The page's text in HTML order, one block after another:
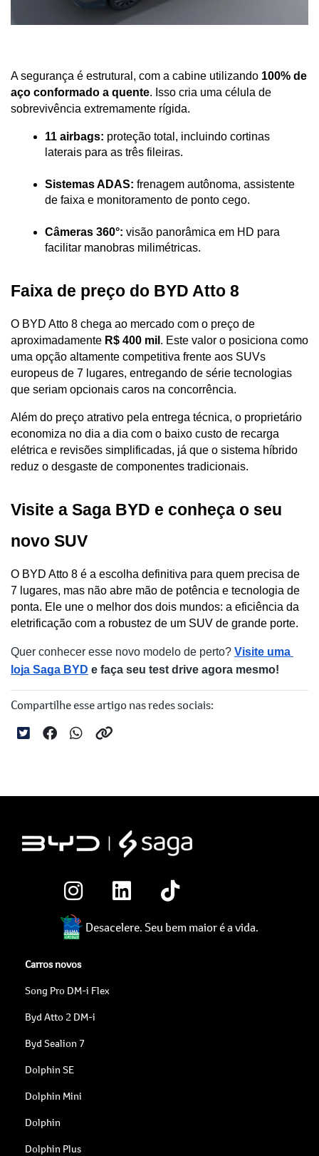
A segurança é estrutural, com a cabine utilizando 100% de
aço conformado a quente. Isso cria uma célula de
sobrevivência extremamente rígida.
11 airbags: proteção total, incluindo cortinas
laterais para as três fileiras.
Sistemas ADAS: frenagem autônoma, assistente
de faixa e monitoramento de ponto cego.
Câmeras 360°: visão panorâmica em HD para
facilitar manobras milimétricas.
Faixa de preço do BYD Atto 8
O BYD Atto 8 chega ao mercado com o preço de
aproximadamente R$ 400 mil . Este valor o posiciona como
uma opção altamente competitiva frente aos SUVs
europeus de 7 lugares, entregando de série tecnologias
que seriam opcionais caros na concorrência.
Além do preço atrativo pela entrega técnica, o proprietário
economiza no dia a dia com o baixo custo de recarga
elétrica e revisões simplificadas, já que o sistema híbrido
reduz o desgaste de componentes tradicionais.
Visite a Saga BYD e conheça o seu
novo SUV
O BYD Atto 8 é a escolha definitiva para quem precisa de
7 lugares, mas não abre mão de potência e tecnologia de
ponta. Ele une o melhor dos dois mundos: a eficiência da
eletrificação com a robustez de um SUV de grande porte.
Quer conhecer esse novo modelo de perto? Visite uma
loja Saga BYD e faça seu test drive agora mesmo!
Compartilhe esse artigo nas redes sociais:
Desacelere. Seu bem maior é a vida.
Carros novos
Song Pro DM-i Flex
Byd Atto 2 DM-i
Byd Sealion 7
Dolphin SE
Dolphin Mini
Dolphin
Dolphin Plus